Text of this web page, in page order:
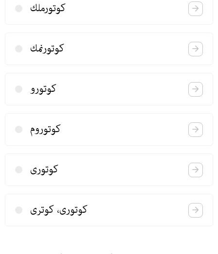
كوتورملك
كوتورنمك
كوتورو
كوتوروم
كوتوری
كوتوری، كوتری